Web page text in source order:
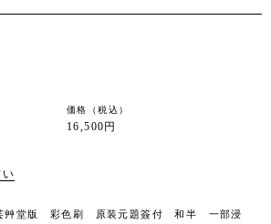
価格（税込）
16,500円
艸堂版 彩色刷 原装元題簽付 和半 一部浸